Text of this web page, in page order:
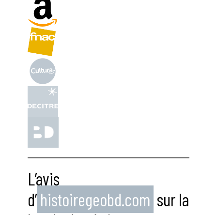
L’avis
d’ histoiregeobd.com sur la